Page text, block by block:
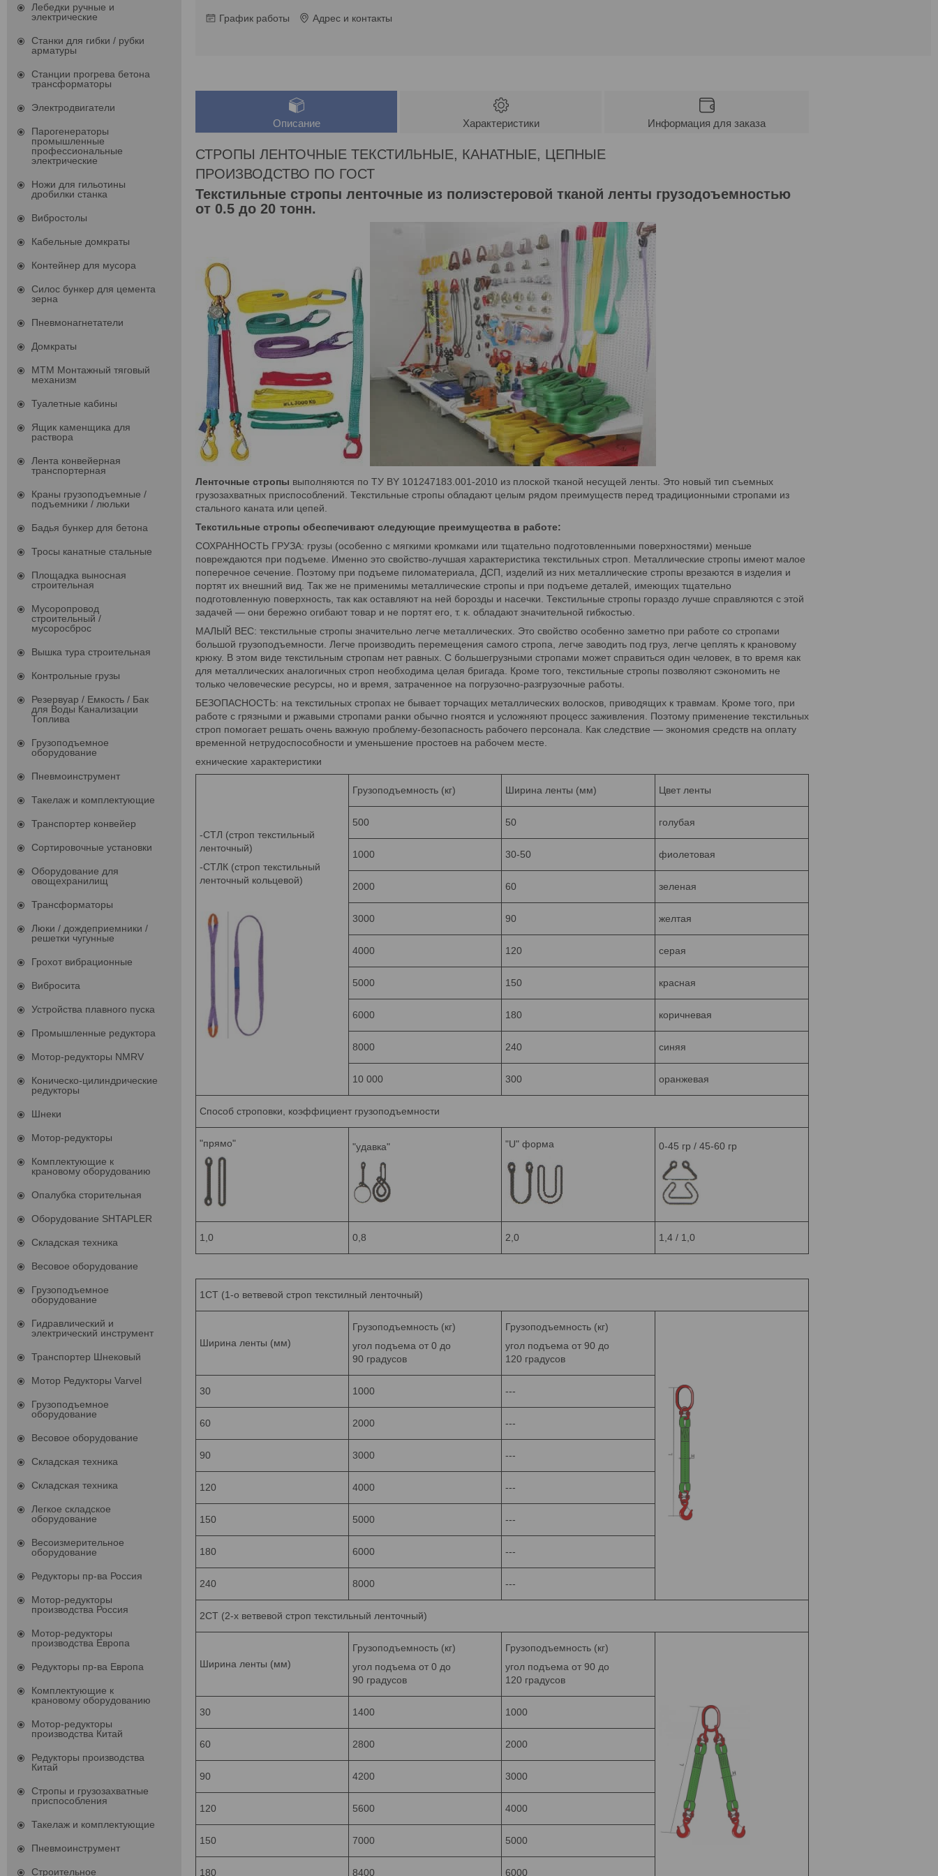
График работы Адрес и контакты
Описание Характеристики Информация для заказа
СТРОПЫ ЛЕНТОЧНЫЕ ТЕКСТИЛЬНЫЕ, КАНАТНЫЕ, ЦЕПНЫЕ
ПРОИЗВОДСТВО ПО ГОСТ
Текстильные стропы ленточные из полиэстеровой тканой ленты грузодоъемностью
от 0.5 до 20 тонн.
Ленточные стропы выполняются по ТУ BY 101247183.001-2010 из плоской тканой несущей ленты. Это новый тип съемных
грузозахватных приспособлений. Текстильные стропы обладают целым рядом преимуществ перед традиционными стропами из
стального каната или цепей.
Текстильные стропы обеспечивают следующие преимущества в работе:
СОХРАННОСТЬ ГРУЗА: грузы (особенно с мягкими кромками или тщательно подготовленными поверхностями) меньше
повреждаются при подъеме. Именно это свойство-лучшая характеристика текстильных строп. Металлические стропы имеют малое
поперечное сечение. Поэтому при подъеме пиломатериала, ДСП, изделий из них металлические стропы врезаются в изделия и
портят их внешний вид. Так же не применимы металлические стропы и при подъеме деталей, имеющих тщательно
подготовленную поверхность, так как оставляют на ней борозды и насечки. Текстильные стропы гораздо лучше справляются с этой
задачей — они бережно огибают товар и не портят его, т. к. обладают значительной гибкостью.
МАЛЫЙ ВЕС: текстильные стропы значительно легче металлических. Это свойство особенно заметно при работе со стропами
большой грузоподъемности. Легче производить перемещения самого стропа, легче заводить под груз, легче цеплять к крановому
крюку. В этом виде текстильным стропам нет равных. С большегрузными стропами может справиться один человек, в то время как
для металлических аналогичных строп необходима целая бригада. Кроме того, текстильные стропы позволяют сэкономить не
только человеческие ресурсы, но и время, затраченное на погрузочно-разгрузочные работы.
БЕЗОПАСНОСТЬ: на текстильных стропах не бывает торчащих металлических волосков, приводящих к травмам. Кроме того, при
работе с грязными и ржавыми стропами ранки обычно гноятся и усложняют процесс заживления. Поэтому применение текстильных
строп помогает решать очень важную проблему-безопасность рабочего персонала. Как следствие — экономия средств на оплату
временной нетрудоспособности и уменьшение простоев на рабочем месте.
ехнические характеристики
-СТЛ (строп текстильный
ленточный)
-СТЛК (строп текстильный
ленточный кольцевой)
Грузоподъемность (кг) Ширина ленты (мм) Цвет ленты
500 50 голубая
1000 30-50 фиолетовая
2000 60 зеленая
3000 90 желтая
4000 120 серая
5000 150 красная
6000 180 коричневая
8000 240 синяя
10 000 300 оранжевая
Способ строповки, коэффициент грузоподъемности
"прямо" "удавка" "U" форма 0-45 гр / 45-60 гр
1,0 0,8 2,0 1,4 / 1,0
1СТ (1-о ветвевой строп текстилный ленточный)
Ширина ленты (мм)
Грузоподъемность (кг)
угол подъема от 0 до
90 градусов
Грузоподъемность (кг)
угол подъема от 90 до
120 градусов
30 1000 ---
60 2000 ---
90 3000 ---
120 4000 ---
150 5000 ---
180 6000 ---
240 8000 ---
2СТ (2-х ветвевой строп текстильный ленточный)
Ширина ленты (мм)
Грузоподъемность (кг)
угол подъема от 0 до
90 градусов
Грузоподъемность (кг)
угол подъема от 90 до
120 градусов
30 1400 1000
60 2800 2000
90 4200 3000
120 5600 4000
150 7000 5000
180 8400 6000
Лебедки ручные и
электрические
Станки для гибки / рубки
арматуры
Станции прогрева бетона
трансформаторы
Электродвигатели
Парогенераторы
промышленные
профессиональные
электрические
Ножи для гильотины
дробилки станка
Вибростолы
Кабельные домкраты
Контейнер для мусора
Силос бункер для цемента
зерна
Пневмонагнетатели
Домкраты
МТМ Монтажный тяговый
механизм
Туалетные кабины
Ящик каменщика для
раствора
Лента конвейерная
транспортерная
Краны грузоподъемные /
подъемники / люльки
Бадья бункер для бетона
Тросы канатные стальные
Площадка выносная
строительная
Мусоропровод
строительный /
мусоросброс
Вышка тура строительная
Контрольные грузы
Резервуар / Емкость / Бак
для Воды Канализации
Топлива
Грузоподъемное
оборудование
Пневмоинструмент
Такелаж и комплектующие
Транспортер конвейер
Сортировочные установки
Оборудование для
овощехранилищ
Трансформаторы
Люки / дождеприемники /
решетки чугунные
Грохот вибрационные
Вибросита
Устройства плавного пуска
Промышленные редуктора
Мотор-редукторы NMRV
Коническо-цилиндрические
редукторы
Шнеки
Мотор-редукторы
Комплектующие к
крановому оборудованию
Опалубка сторительная
Оборудование SHTAPLER
Складская техника
Весовое оборудование
Грузоподъемное
оборудование
Гидравлический и
электрический инструмент
Транспортер Шнековый
Мотор Редукторы Varvel
Грузоподъемное
оборудование
Весовое оборудование
Складская техника
Складская техника
Легкое складское
оборудование
Весоизмерительное
оборудование
Редукторы пр-ва Россия
Мотор-редукторы
производства Россия
Мотор-редукторы
производства Европа
Редукторы пр-ва Европа
Комплектующие к
крановому оборудованию
Мотор-редукторы
производства Китай
Редукторы производства
Китай
Стропы и грузозахватные
приспособления
Такелаж и комплектующие
Пневмоинструмент
Строительное